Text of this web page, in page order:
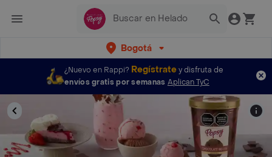
Bogotá
¿Nuevo en Rappi? Regístratey disfruta de
envíos gratis por semanas Aplican TyC